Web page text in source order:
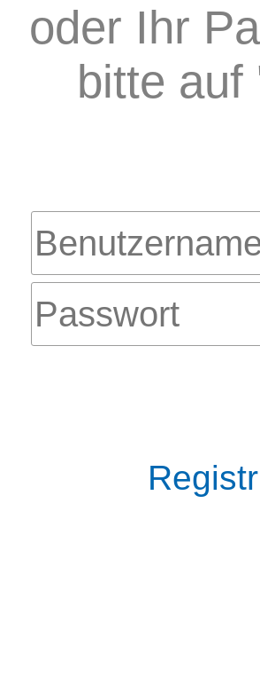
oder Ihr
bitte auf